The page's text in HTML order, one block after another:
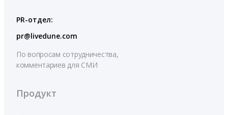
PR-отдел:
pr@livedune.com
По вопросам сотрудничества,
комментариев для СМИ
Продукт